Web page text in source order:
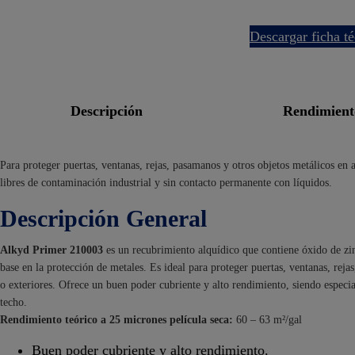
descargar ficha
descripción
Para proteger puertas, ventanas, rejas, pasamanos y otros objetos metálicos
libres de contaminación industrial y sin contacto permanente con líquidos.
Descripción General
Alkyd Primer 210003 es un recubrimiento alquídico que contiene óxido de
base en la protección de metales. Es ideal para proteger puertas, ventanas,
o exteriores. Ofrece un buen poder cubriente y alto rendimiento, siendo
techo.
Rendimiento teórico a 25 micrones película seca: 60 – 63 m²/gal
Buen poder cubriente y alto rendimiento.